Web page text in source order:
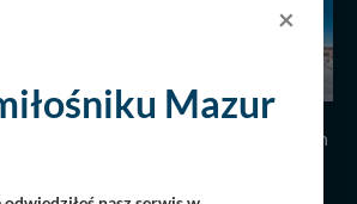
Wilkasy i jezioro Niegocin
×
Mazur